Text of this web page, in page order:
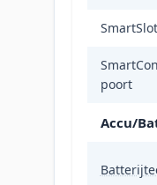
SmartSlot
poort
Accu/